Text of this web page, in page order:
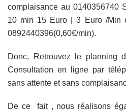
complaisance au 0140356740
10 min 15 Euro | 3 Euro /Min
0892440396(0,60€/min).
Donc, Retrouvez le planning
Consultation en ligne par
sans attente et sans
De ce fait , nous réalisons